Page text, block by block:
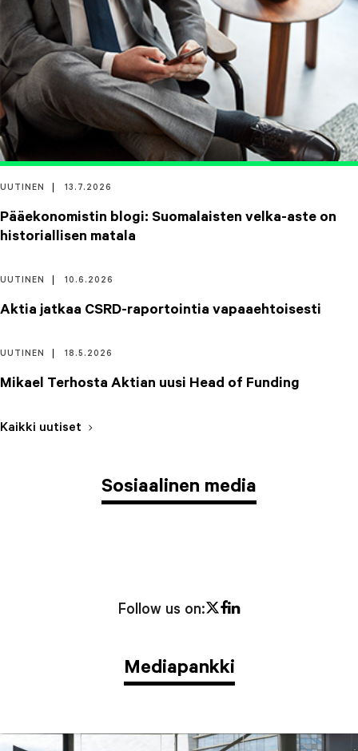
UUTINEN 13.7.2026
Pääekonomistin blogi: Suomalaisten velka-aste on
historiallisen matala
UUTINEN 10.6.2026
Aktia jatkaa CSRD-raportointia vapaaehtoisesti
UUTINEN 18.5.2026
Mikael Terhosta Aktian uusi Head of Funding
Kaikki uutiset
Sosiaalinen media
Follow us on: Twitter
Facebook
LinkedIn
Mediapankki